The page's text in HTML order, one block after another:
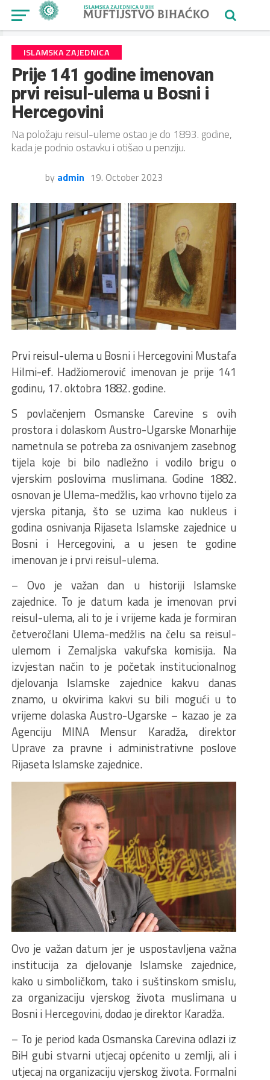
ISLAMSKA ZAJEDNICA
Prije 141 godine imenovan
prvi reisul-ulema u Bosni i
Hercegovini
Na položaju reisul-uleme ostao je do 1893. godine,
kada je podnio ostavku i otišao u penziju.
by admin 19. October 2023
Prvi reisul-ulema u Bosni i Hercegovini Mustafa
Hilmi-ef. Hadžiomerović imenovan je prije 141
godinu, 17. oktobra 1882. godine.
S povlačenjem Osmanske Carevine s ovih
prostora i dolaskom Austro-Ugarske Monarhije
nametnula se potreba za osnivanjem zasebnog
tijela koje bi bilo nadležno i vodilo brigu o
vjerskim poslovima muslimana. Godine 1882.
osnovan je Ulema-medžlis, kao vrhovno tijelo za
vjerska pitanja, što se uzima kao nukleus i
godina osnivanja Rijaseta Islamske zajednice u
Bosni i Hercegovini, a u jesen te godine
imenovan je i prvi reisul-ulema.
– Ovo je važan dan u historiji Islamske
zajednice. To je datum kada je imenovan prvi
reisul-ulema, ali to je i vrijeme kada je formiran
četveročlani Ulema-medžlis na čelu sa reisul-
ulemom i Zemaljska vakufska komisija. Na
izvjestan način to je početak institucionalnog
djelovanja Islamske zajednice kakvu danas
znamo, u okvirima kakvi su bili mogući u to
vrijeme dolaska Austro-Ugarske – kazao je za
Agenciju MINA Mensur Karadža, direktor
Uprave za pravne i administrativne poslove
Rijaseta Islamske zajednice.
Ovo je važan datum jer je uspostavljena važna
institucija za djelovanje Islamske zajednice,
kako u simboličkom, tako i suštinskom smislu,
za organizaciju vjerskog života muslimana u
Bosni i Hercegovini, dodao je direktor Karadža.
– To je period kada Osmanska Carevina odlazi iz
BiH gubi stvarni utjecaj općenito u zemlji, ali i
utjecaj na organizaciju vjerskog života. Formalni